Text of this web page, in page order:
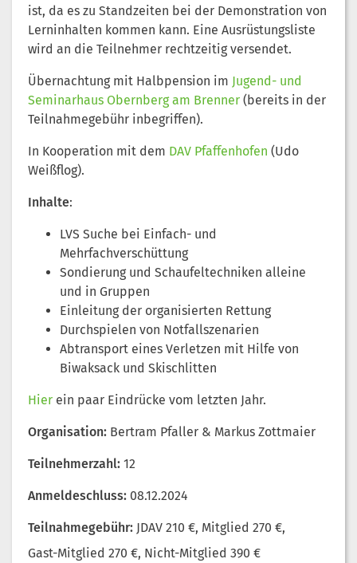
ist, da es zu Standzeiten bei der Demonstration von
Lerninhalten kommen kann. Eine Ausrüstungsliste
wird an die Teilnehmer rechtzeitig versendet.
Übernachtung mit Halbpension im Jugend- und
Seminarhaus Obernberg am Brenner (bereits in der
Teilnahmegebühr inbegriffen).
In Kooperation mit dem DAV Pfaffenhofen (Udo
Weißflog).
Inhalte:
LVS Suche bei Einfach- und
Mehrfachverschüttung
Sondierung und Schaufeltechniken alleine
und in Gruppen
Einleitung der organisierten Rettung
Durchspielen von Notfallszenarien
Abtransport eines Verletzen mit Hilfe von
Biwaksack und Skischlitten
Hier ein paar Eindrücke vom letzten Jahr.
Organisation: Bertram Pfaller & Markus Zottmaier
Teilnehmerzahl: 12
Anmeldeschluss: 08.12.2024
Teilnahmegebühr: JDAV 210 €, Mitglied 270 €,
Gast-Mitglied 270 €, Nicht-Mitglied 390 €